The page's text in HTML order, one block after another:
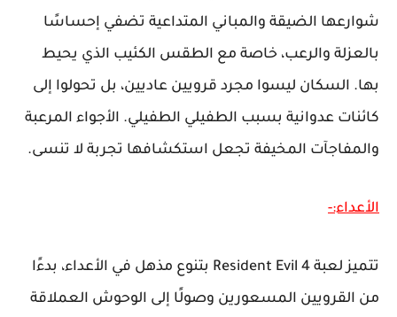
شوارعها الضيقة والمباني المتداعية تضفي إحساسًا
بالعزلة والرعب، خاصة مع الطقس الكئيب الذي يحيط
بها. السكان ليسوا مجرد قرويين عاديين، بل تحولوا إلى
كائنات عدوانية بسبب الطفيلي الطفيلي. الأجواء المرعبة
والمفاجآت المخيفة تجعل استكشافها تجربة لا تنسى.
الأعداء:-
تتميز لعبة Resident Evil 4 بتنوع مذهل في الأعداء، بدءًا
من القرويين المسعورين وصولًا إلى الوحوش العملاقة